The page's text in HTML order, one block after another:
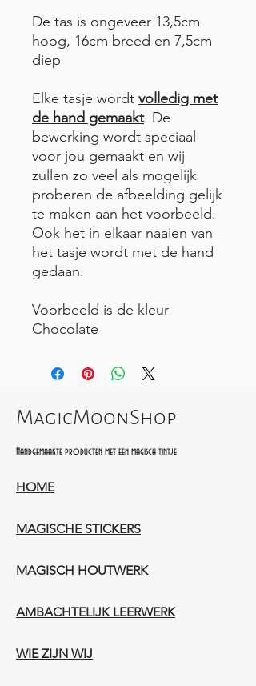
De tas is ongeveer 13,5cm
hoog, 16cm breed en 7,5cm
diep
Elke tasje wordt volledig met
de hand gemaakt. De
bewerking wordt speciaal
voor jou gemaakt en wij
zullen zo veel als mogelijk
proberen de afbeelding gelijk
te maken aan het voorbeeld.
Ook het in elkaar naaien van
het tasje wordt met de hand
gedaan.
Voorbeeld is de kleur
Chocolate
MagicMoonShop
Handgemaakte producten met een magisch tintje
HOME
MAGISCHE STICKERS
MAGISCH HOUTWERK
AMBACHTELIJK LEERWERK​
WIE ZIJN WIJ​​